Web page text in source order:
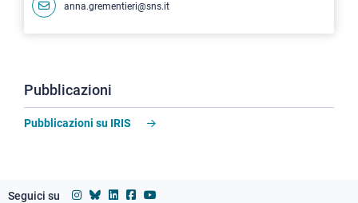
anna.grementieri@sns.it
Pubblicazioni
Pubblicazioni su IRIS
Seguici su